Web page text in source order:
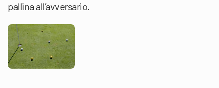
pallina all’avversario.